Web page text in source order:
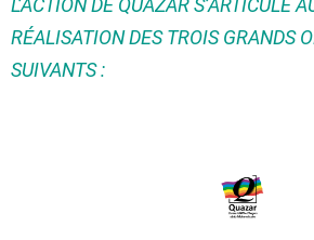
L’ACTION DE QUAZAR S’ARTICULE
RÉALISATION DES TROIS GRANDS
SUIVANTS :